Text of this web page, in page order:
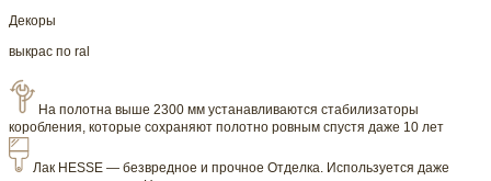
Декоры
выкрас по ral
На полотна выше 2300 мм устанавливаются стабилизаторы
коробления, которые сохраняют полотно ровным спустя даже 10 лет
Лак HESSE — безвредное и прочное Отделка. Используется даже